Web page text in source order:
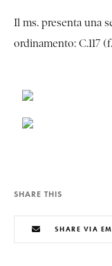
Il ms. presenta una
ordinamento: C.117
SHARE THIS
SHARE VIA